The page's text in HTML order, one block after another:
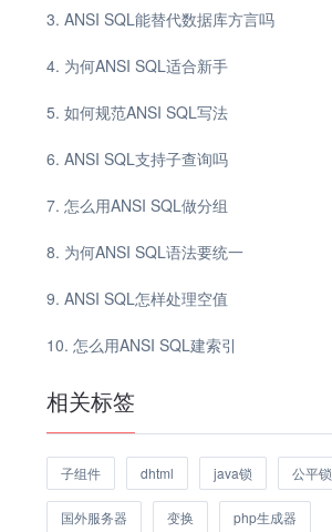
ANSI SQL能替代数据库方言吗
为何ANSI SQL适合新手
如何规范ANSI SQL写法
ANSI SQL支持子查询吗
怎么用ANSI SQL做分组
为何ANSI SQL语法要统一
ANSI SQL怎样处理空值
怎么用ANSI SQL建索引
相关标签
子组件 dhtml java锁 公平锁
国外服务器 变换 php生成器